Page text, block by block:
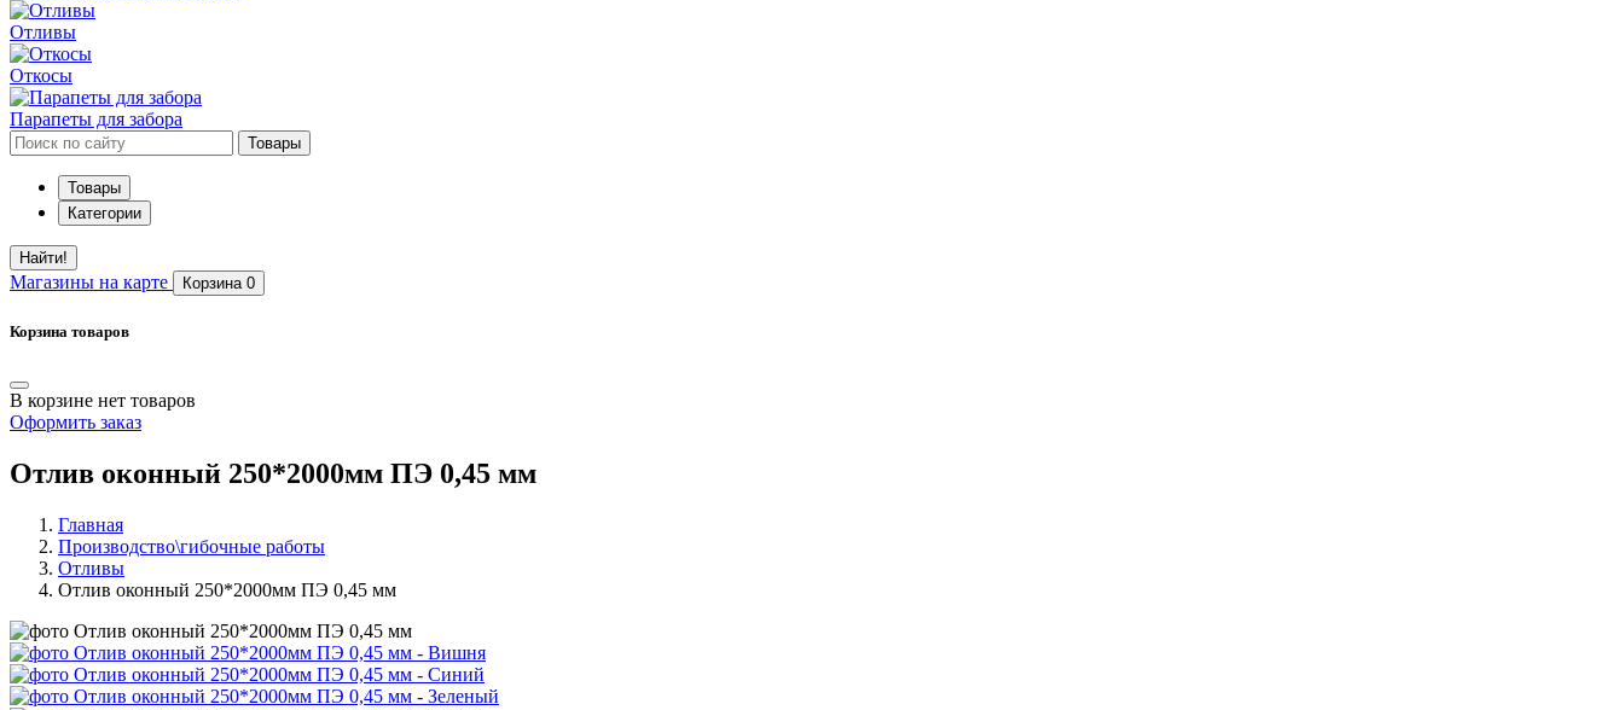
Отливы
Откосы
Парапеты для забора
Товары
Товары
Категории
Найти!
Магазины на карте Корзина 0
Корзина товаров
В корзине нет товаров
Оформить заказ
Отлив оконный 250*2000мм ПЭ 0,45 мм
Главная
Производство\гибочные работы
Отливы
Отлив оконный 250*2000мм ПЭ 0,45 мм